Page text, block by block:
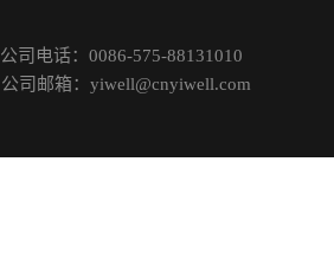
公司电话：0086-575-88131010
公司邮箱：yiwell@cnyiwell.com